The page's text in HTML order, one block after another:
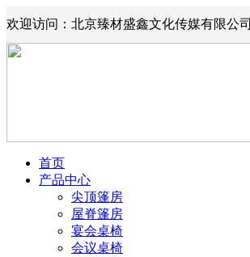
欢迎访问：北京臻材盛鑫文化传媒有限公司
首页
产品中心
尖顶篷房
屋脊篷房
宴会桌椅
会议桌椅